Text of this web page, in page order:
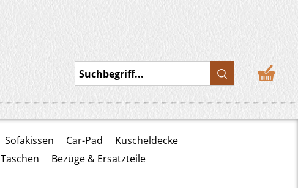
Suchbegriff...
Sofakissen Car-Pad
Kuscheldecke
Taschen
Bezüge & Ersatzteile